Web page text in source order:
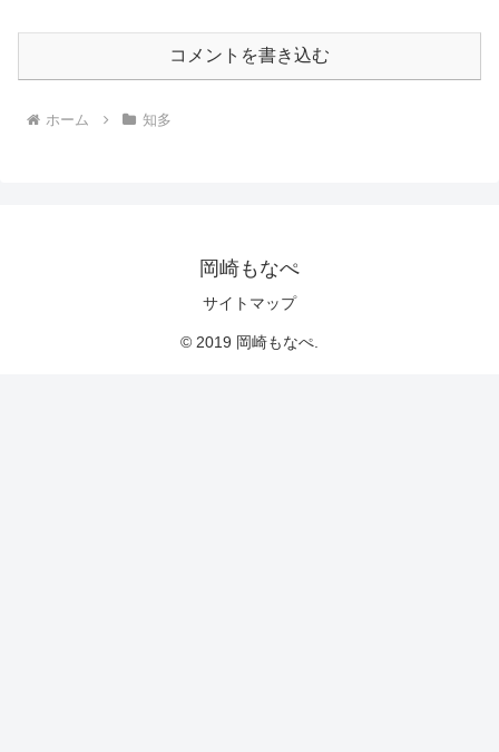
コメントを書き込む
ホーム 知多
岡崎もなぺ
サイトマップ
© 2019 岡崎もなぺ.